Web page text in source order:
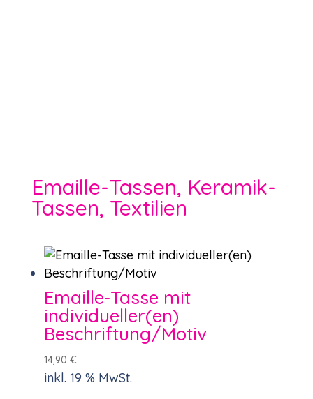
Emaille-Tassen, Keramik-
Tassen, Textilien
Emaille-Tasse mit
individueller(en)
Beschriftung/Motiv
14,90 €
inkl. 19 % MwSt.